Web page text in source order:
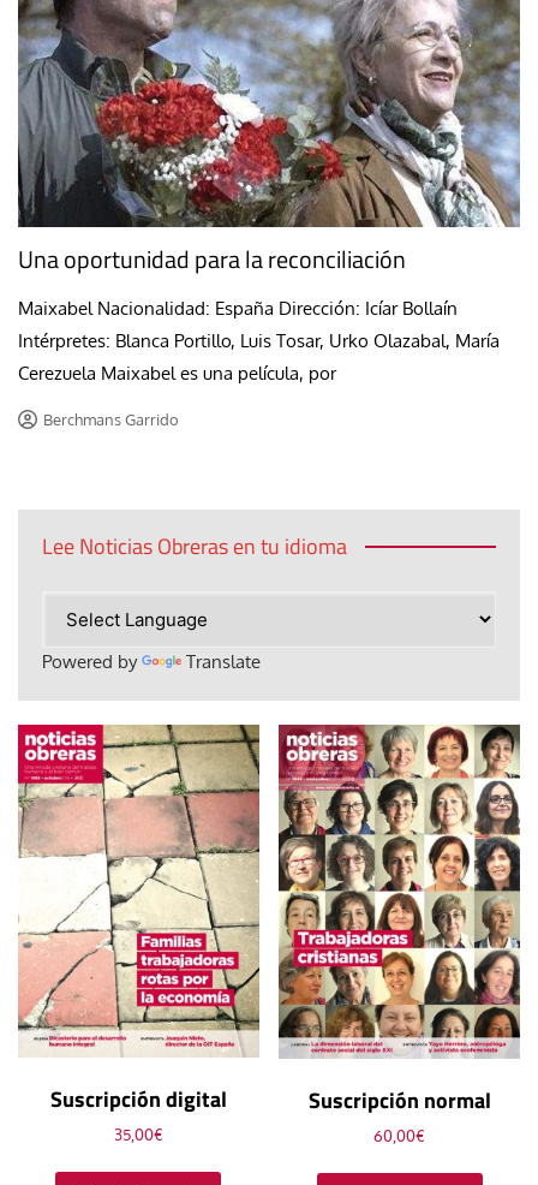
Una oportunidad para la reconciliación
Maixabel Nacionalidad: España Dirección: Icíar Bollaín
Intérpretes: Blanca Portillo, Luis Tosar, Urko Olazabal, María
Cerezuela Maixabel es una película, por
Berchmans Garrido
Lee Noticias Obreras en tu idioma
Powered by Translate
Suscripción digital
35,00€
Suscripción normal
60,00€